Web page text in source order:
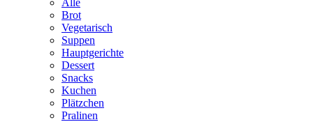
Alle
Brot
Vegetarisch
Suppen
Hauptgerichte
Dessert
Snacks
Kuchen
Plätzchen
Pralinen